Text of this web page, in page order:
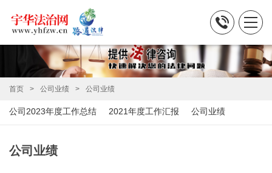
首页 公司业绩 公司业绩
公司2023年度工作总结 2021年度工作汇报 公司业绩
公司业绩